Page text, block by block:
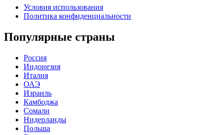
Условия использования
Политика конфиденциальности
Популярные страны
Россия
Индонезия
Италия
ОАЭ
Израиль
Камбоджа
Сомали
Нидерланды
Польша